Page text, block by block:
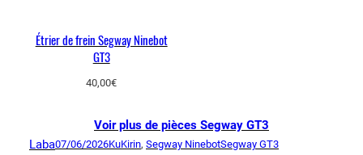
Étrier de frein Segway Ninebot
GT3
40,00€
Voir plus de pièces Segway GT3
Laba07/06/2026KuKirin, Segway NinebotSegway GT3